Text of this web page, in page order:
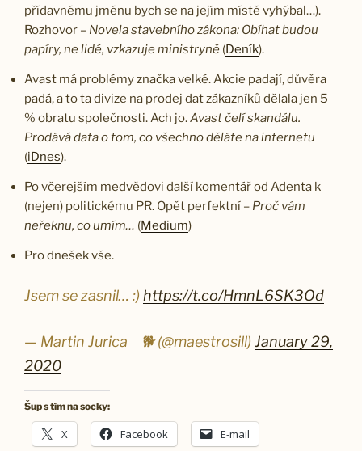
přídavnému jménu bych se na jejím místě vyhýbal…).
Rozhovor – Novela stavebního zákona: Obíhat budou
papíry, ne lidé, vzkazuje ministryně (Deník).
Avast má problémy značka velké. Akcie padají, důvěra
padá, a to ta divize na prodej dat zákazníků dělala jen 5
% obratu společnosti. Ach jo.Avast čelí skandálu.
Prodává data o tom, co všechno děláte na internetu
(iDnes).
Po včerejším medvědovi další komentář od Adenta k
(nejen) politickému PR. Opět perfektní – Proč vám
neřeknu, co umím… (Medium)
Pro dnešek vše.
Jsem se zasnil… :) https://t.co/HmnL6SK3Od
— Martin Jurica ​ ​ ​ 🐕 (@maestrosill) January 29,
2020
Šup s tím na socky:
X Facebook E-mail